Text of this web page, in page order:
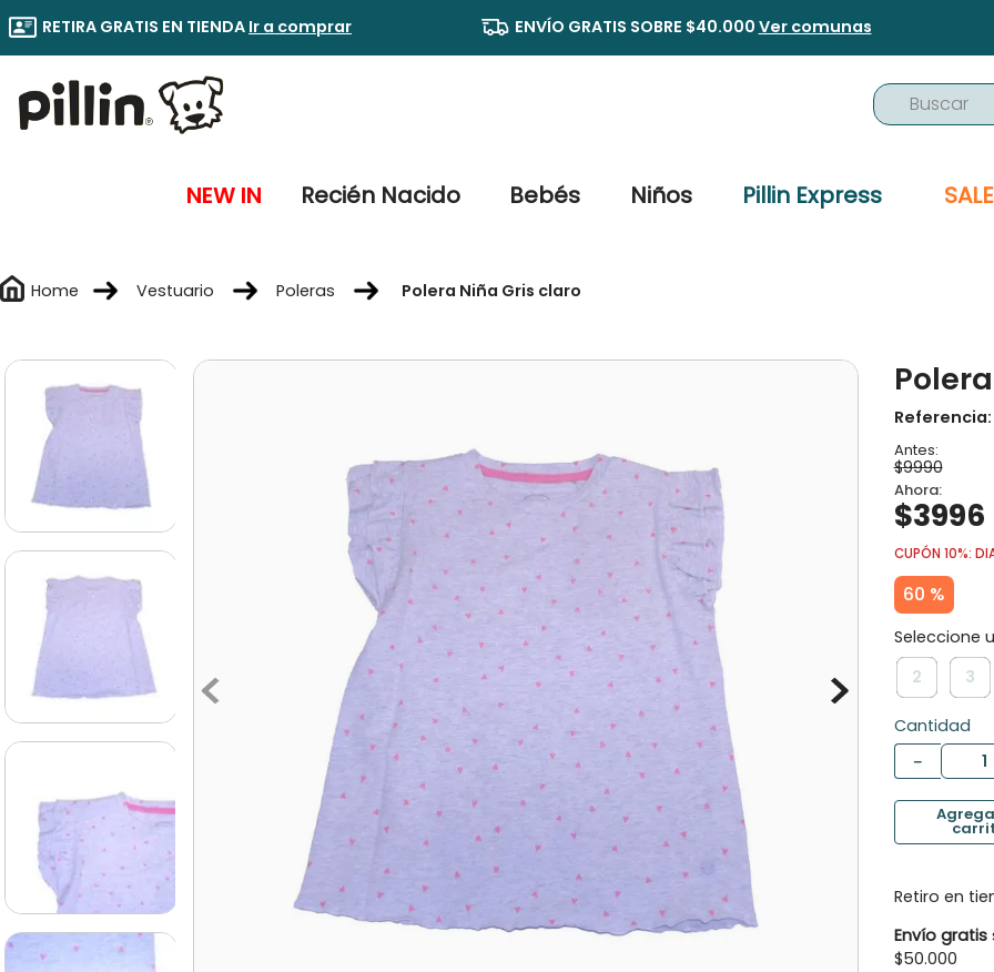
RETIRA GRATIS EN TIENDA Ir a comprar ENVÍO GRATIS SOBRE $40.000 Ver comunas
Buscar
NEW IN Recién Nacido Bebés Niños Pillin Express
Vestuario Poleras Polera Niña Gris claro
Referencia:
$9990
$3996
CUPÓN 10%:
60 %
2 3
Cantidad
－
Retiro en
Envío gratis
$50.000
1
buzo
4.
poleron
gorro
9.
botas agua